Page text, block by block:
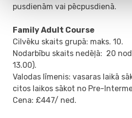
pusdienām vai pēcpusdienā.
Family Adult Course
Cilvēku skaits grupā: maks. 10.
Nodarbību skaits nedēļā: 20
13.00).
Valodas līmenis: vasaras laikā
citos laikos sākot no Pre-
Cena: £447/ ned.